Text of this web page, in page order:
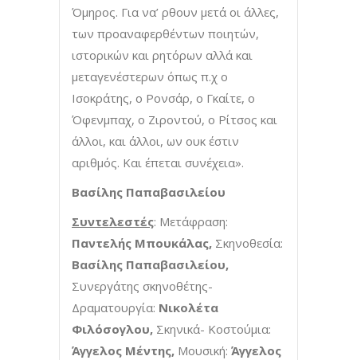
Όμηρος. Για να’ ρθουν μετά οι άλλες,
των προαναφερθέντων ποιητών,
ιστορικών και ρητόρων αλλά και
μεταγενέστερων όπως π.χ ο
Ισοκράτης, ο Ρονσάρ, ο Γκαίτε, ο
Όφενμπαχ, ο Ζιροντού, ο Ρίτσος και
άλλοι, και άλλοι, ων ουκ έστιν
αριθμός. Και έπεται συνέχεια».
Βασίλης Παπαβασιλείου
Συντελεστές: Μετάφραση:
Παντελής Μπουκάλας, Σκηνοθεσία:
Βασίλης Παπαβασιλείου,
Συνεργάτης σκηνοθέτης-
Δραματουργία: Νικολέτα
Φιλόσογλου, Σκηνικά- Κοστούμια:
Άγγελος Μέντης, Μουσική: Άγγελος